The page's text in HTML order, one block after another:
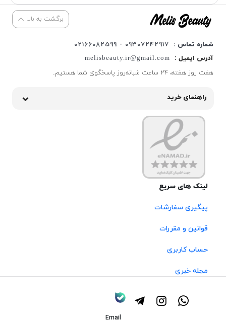
برگشت به بالا
شماره تماس :
09307242917 - 02166082599
آدرس ایمیل :
melisbeauty.ir@gmail.com
هفت روز هفته، ۲۴ ساعت شبانه‌روز پاسخگوی شما هستیم.
راهنمای خرید
لینک های سریع
پیگیری سفارشات
قوانین و مقررات
حساب کاربری
مجله خبری
Email